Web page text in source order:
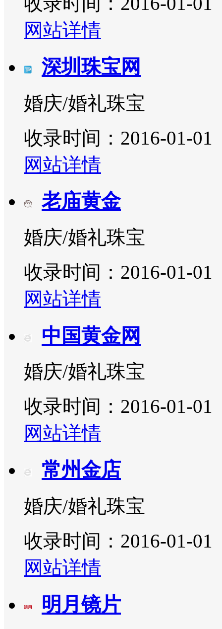
网站详情
深圳珠宝网
婚庆/婚礼珠宝
收录时间：2016-01-01
网站详情
老庙黄金
婚庆/婚礼珠宝
收录时间：2016-01-01
网站详情
中国黄金网
婚庆/婚礼珠宝
收录时间：2016-01-01
网站详情
常州金店
婚庆/婚礼珠宝
收录时间：2016-01-01
网站详情
明月镜片